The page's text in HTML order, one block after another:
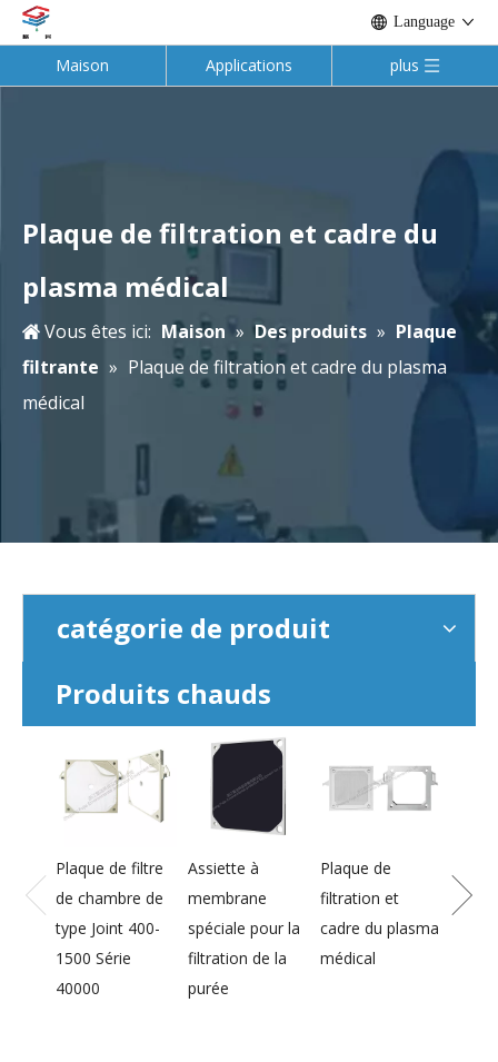
Language
Maison Applications plus
Plaque de filtration et cadre du
plasma médical
Vous êtes ici: Maison » Des produits » Plaque
filtrante » Plaque de filtration et cadre du plasma
médical
catégorie de produit
Produits chauds
Plaque de filtre
de chambre de
type Joint 400-
1500 Série
40000
Assiette à
membrane
spéciale pour la
filtration de la
purée
Plaque de
filtration et
cadre du plasma
médical